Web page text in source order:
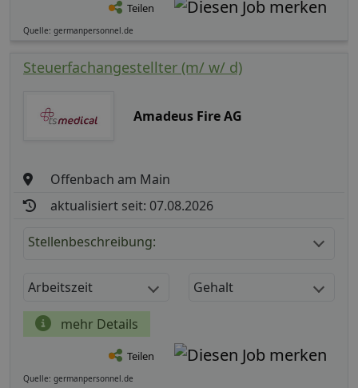
Teilen
Quelle: germanpersonnel.de
Steuerfachangestellter (m/ w/ d)
Amadeus Fire AG
Offenbach am Main
aktualisiert seit: 07.08.2026
Stellenbeschreibung:
Arbeitszeit Gehalt
mehr Details
Teilen
Quelle: germanpersonnel.de